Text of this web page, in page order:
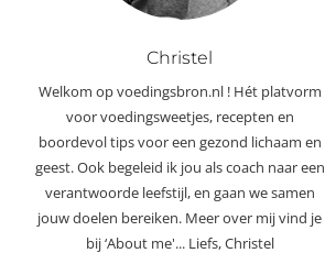
Christel
Welkom op voedingsbron.nl ! Hét platvorm
voor voedingsweetjes, recepten en
boordevol tips voor een gezond lichaam en
geest. Ook begeleid ik jou als coach naar een
verantwoorde leefstijl, en gaan we samen
jouw doelen bereiken. Meer over mij vind je
bij ‘About me'... Liefs, Christel